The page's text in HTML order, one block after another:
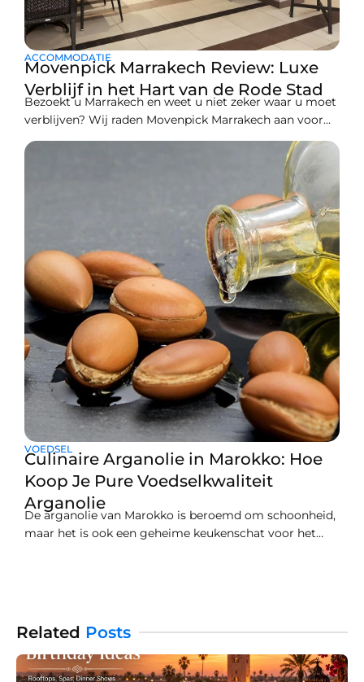
ACCOMMODATIE
Movenpick Marrakech Review: Luxe
Verblijf in het Hart van de Rode Stad
Bezoekt u Marrakech en weet u niet zeker waar u moet
verblijven? Wij raden Movenpick Marrakech aan voor
een uitstekende en comfortabele overnachting tijdens
uw volgende bezoek. Marrakech staat vaak bekend als
de “Rode Stad” vanwege de levendige kleur. Dit
weerspiegelt in de energieën die door deze plek
VOEDSEL
Culinaire Arganolie in Marokko: Hoe
Koop Je Pure Voedselkwaliteit
Arganolie
De arganolie van Marokko is beroemd om schoonheid,
maar het is ook een geheime keukenschat voor het
Related Posts